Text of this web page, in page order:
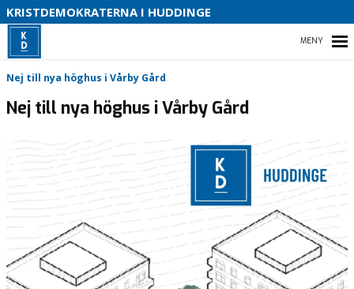
KRISTDEMOKRATERNA I HUDDINGE
HEM
KONTAKTA OSS
VÅRA LÖFTEN FÖR HUDDINGE 2026
Nej till nya höghus i Vårby Gård
Nej till nya höghus i Vårby Gård